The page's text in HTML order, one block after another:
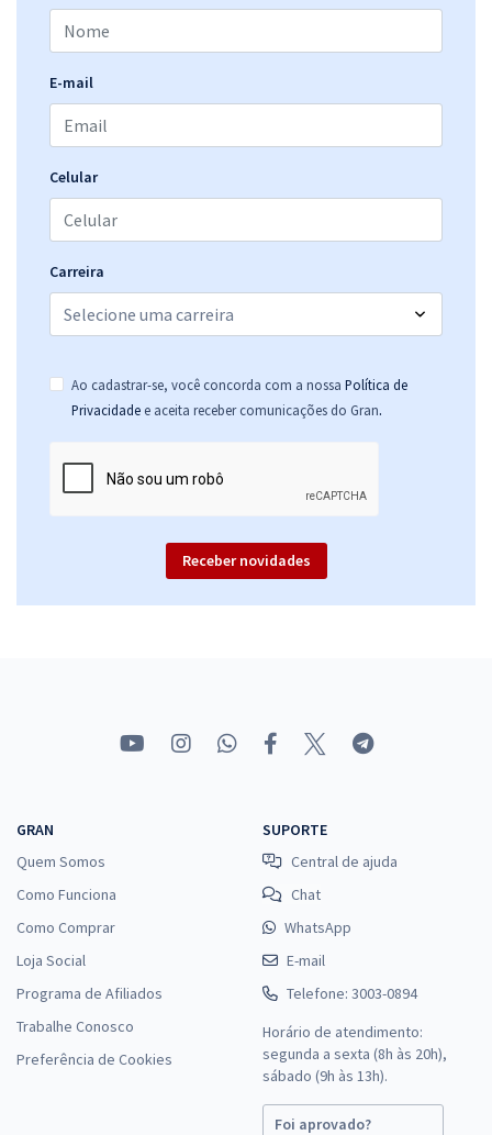
E-mail
Celular
Carreira
Ao cadastrar-se, você concorda com a nossa Política de
Privacidade e aceita receber comunicações do Gran.
Receber novidades
GRAN
Quem Somos
Como Funciona
Como Comprar
Loja Social
Programa de Afiliados
Trabalhe Conosco
Preferência de Cookies
SUPORTE
Central de ajuda
Chat
WhatsApp
E-mail
Telefone: 3003-0894
Horário de atendimento:
segunda a sexta (8h às 20h),
sábado (9h às 13h).
Foi aprovado?